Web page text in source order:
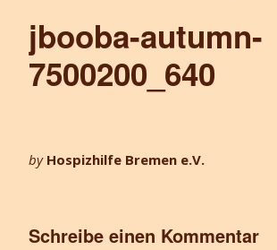
jbooba-autumn-
7500200_640
by Hospizhilfe Bremen e.V.
Schreibe einen Kommentar